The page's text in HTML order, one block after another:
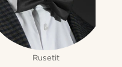
Rusetit